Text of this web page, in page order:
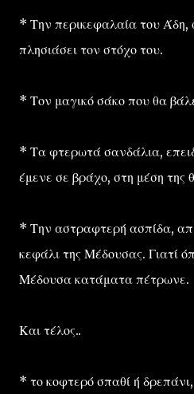
* Την περικεφαλαία του Άδη,
πλησιάσει τον στόχο του.
* Τον μαγικό σάκο που θα
* Τα φτερωτά σανδάλια,
έμενε σε βράχο, στη μέση της
* Την αστραφτερή ασπίδα,
κεφάλι της Μέδουσας. Γιατί
Μέδουσα κατάματα πέτρωνε.
Και τέλος..
* το κοφτερό σπαθί ή